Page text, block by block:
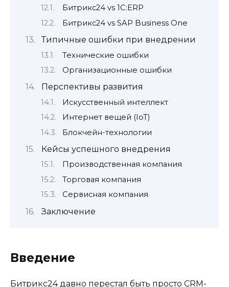
Битрикс24 vs 1С:ERP
Битрикс24 vs SAP Business One
Типичные ошибки при внедрении
Технические ошибки
Организационные ошибки
Перспективы развития
Искусственный интеллект
Интернет вещей (IoT)
Блокчейн-технологии
Кейсы успешного внедрения
Производственная компания
Торговая компания
Сервисная компания
Заключение
Введение
Битрикс24 давно перестал быть просто CRM-